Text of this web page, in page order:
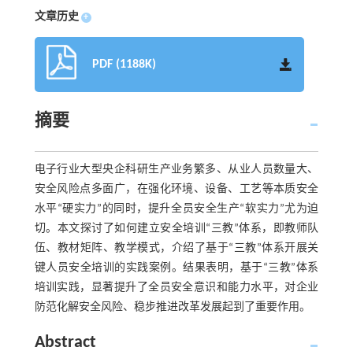
文章历史 +
PDF (1188K)
摘要
电子行业大型央企科研生产业务繁多、从业人员数量大、
安全风险点多面广，在强化环境、设备、工艺等本质安全
水平“硬实力”的同时，提升全员安全生产“软实力”尤为迫
切。本文探讨了如何建立安全培训“三教”体系，即教师队
伍、教材矩阵、教学模式，介绍了基于“三教”体系开展关
键人员安全培训的实践案例。结果表明，基于“三教”体系
培训实践，显著提升了全员安全意识和能力水平，对企业
防范化解安全风险、稳步推进改革发展起到了重要作用。
Abstract